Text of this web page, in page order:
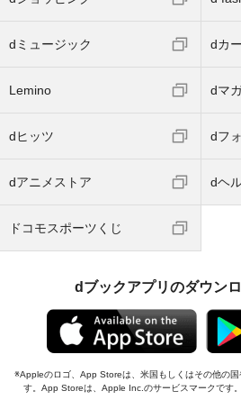
dミュージック dカ
Lemino dマ
dヒッツ dフ
dアニメストア dヘ
ドコモスポーツくじ
dブックアプリのダウン
Appleのロゴ、App Storeは、米国もしくはその他の
す。App Storeは、Apple Inc.のサービスマークです。